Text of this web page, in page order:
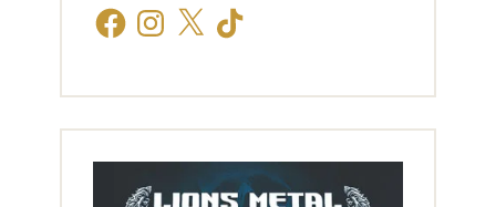
FacebookInstagram
X TikTok